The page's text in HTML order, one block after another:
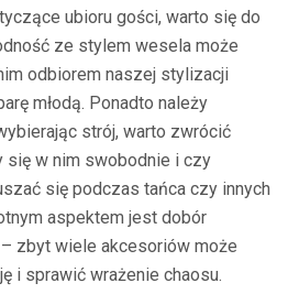
ubioru gości, warto się do
ze stylem wesela może
odbiorem naszej stylizacji
młodą. Ponadto należy
strój, warto zwrócić
się w nim swobodnie i czy
się podczas tańca czy innych
aspektem jest dobór
zbyt wiele akcesoriów może
i sprawić wrażenie chaosu.